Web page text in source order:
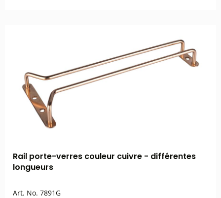
Rail porte-verres couleur cuivre - différentes
longueurs
Art. No. 7891G